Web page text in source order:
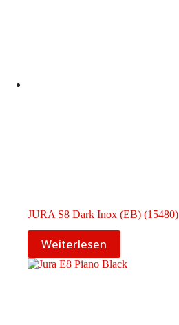
JURA S8 Dark Inox (EB) (15480)
Weiterlesen